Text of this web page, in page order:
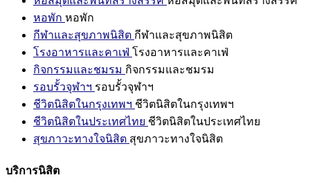
หอพัก หอพัก
กีฬาและสุขภาพนิสิต กีฬาและสุขภาพนิสิต
โรงอาหารและคาเฟ่ โรงอาหารและคาเฟ่
กิจกรรมและชมรม กิจกรรมและชมรม
รอบรั้วจุฬาฯ รอบรั้วจุฬาฯ
ชีวิตนิสิตในกรุงเทพฯ ชีวิตนิสิตในกรุงเทพฯ
ชีวิตนิสิตในประเทศไทย ชีวิตนิสิตในประเทศไทย
สุขภาวะทางใจนิสิต สุขภาวะทางใจนิสิต
บริการนิสิต